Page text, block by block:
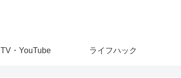
TV・YouTube ライフハック